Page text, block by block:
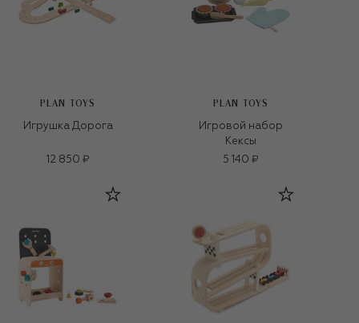
PLAN TOYS
Игрушка Дорога
12 850 ₽
PLAN TOYS
Игровой набор
Кексы
5 140 ₽